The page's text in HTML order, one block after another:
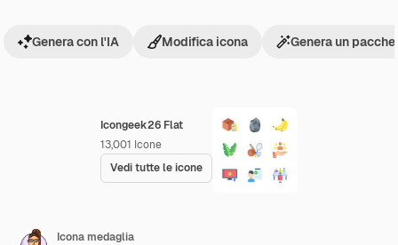
Icongeek26 Flat
13,001 Icone
Vedi tutte le icone
Genera con l'IA Modifica icona Genera un
Icona medaglia